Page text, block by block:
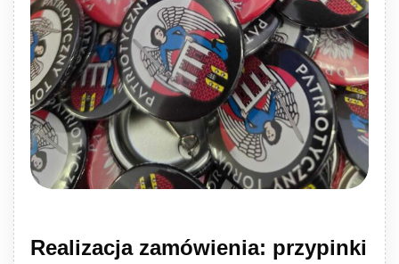
Realizacja zamówienia: przypinki